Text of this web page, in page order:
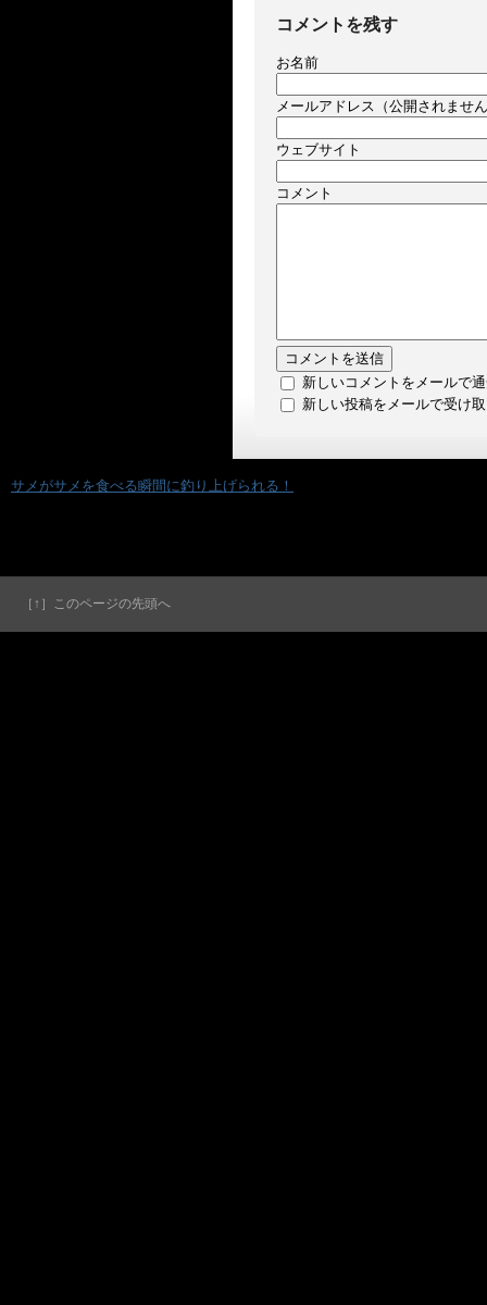
コメントを残す
お名前
メールアドレス（公開されませ
ウェブサイト
コメント
新しいコメントをメールで
新しい投稿をメールで受け
サメがサメを食べる瞬間に釣り上げられる！
［↑］このページの先頭へ